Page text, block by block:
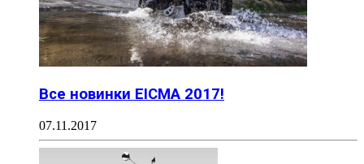
Все новинки EICMA 2017!
07.11.2017